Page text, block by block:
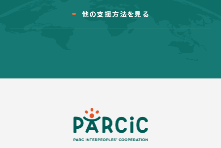
他の支援方法を見る